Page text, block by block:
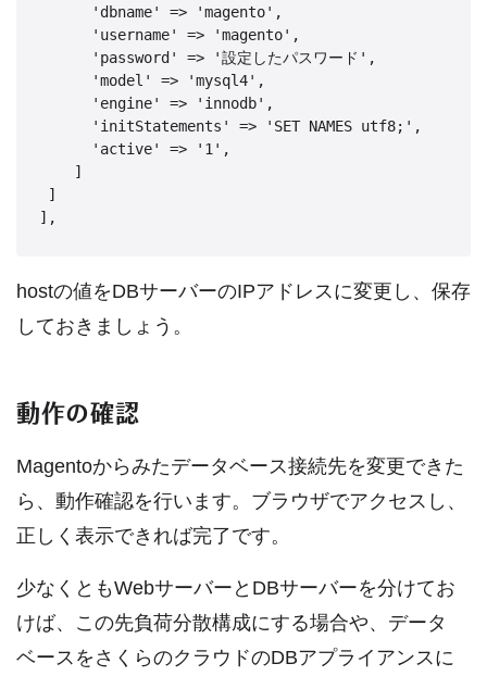
      'dbname' => 'magento',
      'username' => 'magento',
      'password' => '設定したパスワード',
      'model' => 'mysql4',
      'engine' => 'innodb',
      'initStatements' => 'SET NAMES utf8;',
      'active' => '1',
    ]
]
],
hostの値をDBサーバーのIPアドレスに変更し、保存
しておきましょう。
動作の確認
Magentoからみたデータベース接続先を変更できた
ら、動作確認を行います。ブラウザでアクセスし、
正しく表示できれば完了です。
少なくともWebサーバーとDBサーバーを分けてお
けば、この先負荷分散構成にする場合や、データ
ベースをさくらのクラウドのDBアプライアンスに